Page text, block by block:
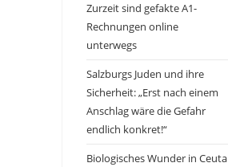
Zurzeit sind gefakte A1-
Rechnungen online
unterwegs
Salzburgs Juden und ihre
Sicherheit: „Erst nach einem
Anschlag wäre die Gefahr
endlich konkret!“
Biologisches Wunder in Ceuta